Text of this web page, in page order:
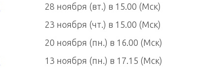
28 ноября (вт.) в 15.00 (Мск)
23 ноября (чт.) в 15.00 (Мск)
20 ноября (пн.) в 16.00 (Мск)
13 ноября (пн.) в 17.15 (Мск)